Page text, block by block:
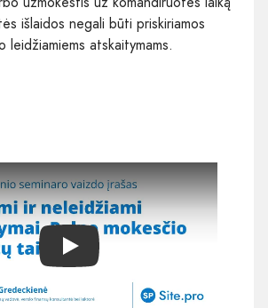
išlaidos negali būti priskiriamos
leidžiamiems atskaitymams.​
Play